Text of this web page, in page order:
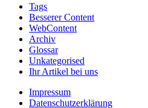
Tags
Besserer Content
WebContent
Archiv
Glossar
Unkategorised
Ihr Artikel bei uns
Impressum
Datenschutzerklärung